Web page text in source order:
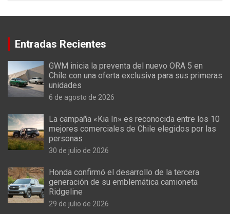
Entradas Recientes
GWM inicia la preventa del nuevo ORA 5 en
Chile con una oferta exclusiva para sus primeras
unidades
6 de agosto de 2026
La campaña «Kia In» es reconocida entre los 10
mejores comerciales de Chile elegidos por las
personas
30 de julio de 2026
Honda confirmó el desarrollo de la tercera
generación de su emblemática camioneta
Ridgeline
29 de julio de 2026